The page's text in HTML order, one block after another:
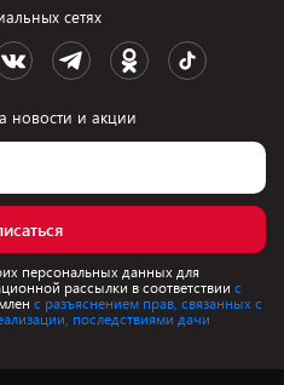
сетях
новости и акции
персональных данных для
рассылки в соответствии с
с разъяснением прав, связанных с
последствиями дачи